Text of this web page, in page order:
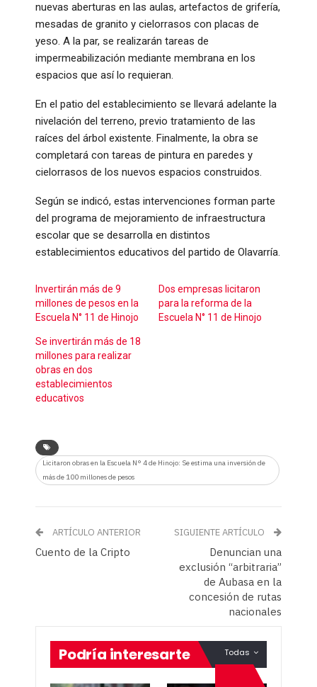
nuevas aberturas en las aulas, artefactos de grifería,
mesadas de granito y cielorrasos con placas de
yeso. A la par, se realizarán tareas de
impermeabilización mediante membrana en los
espacios que así lo requieran.
En el patio del establecimiento se llevará adelante la
nivelación del terreno, previo tratamiento de las
raíces del árbol existente. Finalmente, la obra se
completará con tareas de pintura en paredes y
cielorrasos de los nuevos espacios construidos.
Según se indicó, estas intervenciones forman parte
del programa de mejoramiento de infraestructura
escolar que se desarrolla en distintos
establecimientos educativos del partido de Olavarría.
Invertirán más de 9
millones de pesos en la
Escuela N° 11 de Hinojo
Dos empresas licitaron
para la reforma de la
Escuela N° 11 de Hinojo
Se invertirán más de 18
millones para realizar
obras en dos
establecimientos
educativos
Licitaron obras en la Escuela N° 4 de Hinojo: Se estima una inversión de
más de 100 millones de pesos
ARTÍCULO ANTERIOR
Cuento de la Cripto
SIGUIENTE ARTÍCULO
Denuncian una
exclusión “arbitraria”
de Aubasa en la
concesión de rutas
nacionales
Todas
Podría interesarte